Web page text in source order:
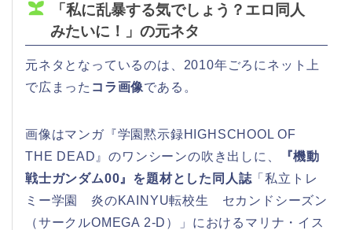
「私に乱暴する気でしょう？エロ同人
みたいに！」の元ネタ
元ネタとなっているのは、2010年ごろにネット上
で広まった コラ画像である。
画像はマンガ『学園黙示録HIGHSCHOOL OF
THE DEAD』のワンシーンの吹き出しに、
『機動
戦士ガンダム00』を題材とした同人誌 「私立トレ
ミー学園 炎のKAINYU転校生 セカンドシーズン
（サークルOMEGA 2-D）」におけるマリナ・イス